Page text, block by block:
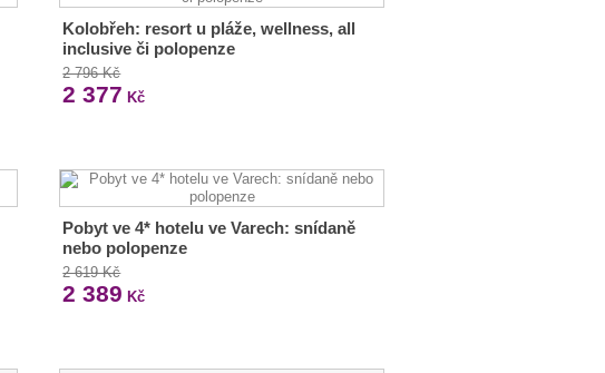
Kolobřeh: resort u pláže, wellness, all
inclusive či polopenze
2 796 Kč
2 377 Kč
Pobyt ve 4* hotelu ve Varech: snídaně
nebo polopenze
2 619 Kč
2 389 Kč